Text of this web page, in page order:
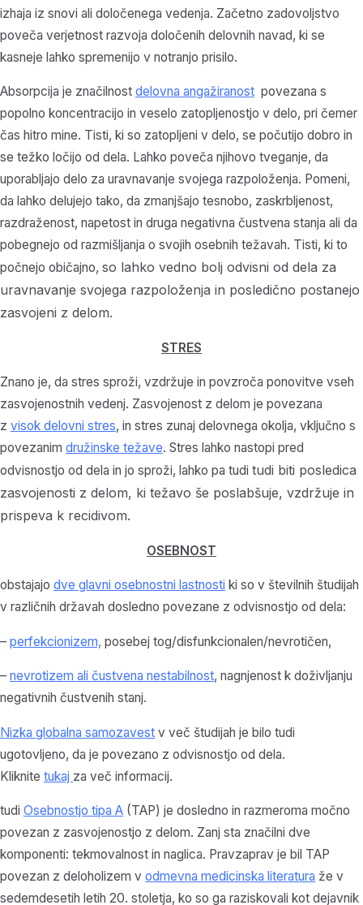
izhaja iz snovi ali določenega vedenja. Začetno zadovoljstvo
poveča verjetnost razvoja določenih delovnih navad, ki se
kasneje lahko spremenijo v notranjo prisilo.
Absorpcija je značilnost delovna angažiranost povezana s
popolno koncentracijo in veselo zatopljenostjo v delo, pri čemer
čas hitro mine. Tisti, ki so zatopljeni v delo, se počutijo dobro in
se težko ločijo od dela. Lahko poveča njihovo tveganje, da
uporabljajo delo za uravnavanje svojega razpoloženja. Pomeni,
da lahko delujejo tako, da zmanjšajo tesnobo, zaskrbljenost,
razdraženost, napetost in druga negativna čustvena stanja ali da
pobegnejo od razmišljanja o svojih osebnih težavah. Tisti, ki to
počnejo običajno, so lahko vedno bolj odvisni od dela za
uravnavanje svojega razpoloženja in posledično postanejo
zasvojeni z delom.
STRES
Znano je, da stres sproži, vzdržuje in povzroča ponovitve vseh
zasvojenostnih vedenj. Zasvojenost z delom je povezana
z visok delovni stres, in stres zunaj delovnega okolja, vključno s
povezanim družinske težave. Stres lahko nastopi pred
odvisnostjo od dela in jo sproži, lahko pa tudi tudi biti posledica
zasvojenosti z delom, ki težavo še poslabšuje, vzdržuje in
prispeva k recidivom.
OSEBNOST
obstajajo dve glavni osebnostni lastnosti ki so v številnih študijah
v različnih državah dosledno povezane z odvisnostjo od dela:
– perfekcionizem, posebej tog/disfunkcionalen/nevrotičen,
– nevrotizem ali čustvena nestabilnost, nagnjenost k doživljanju
negativnih čustvenih stanj.
Nizka globalna samozavest v več študijah je bilo tudi
ugotovljeno, da je povezano z odvisnostjo od dela.
Kliknite tukaj za več informacij.
tudi Osebnostjo tipa A (TAP) je dosledno in razmeroma močno
povezan z zasvojenostjo z delom. Zanj sta značilni dve
komponenti: tekmovalnost in naglica. Pravzaprav je bil TAP
povezan z deloholizem v odmevna medicinska literatura že v
sedemdesetih letih 20. stoletja, ko so ga raziskovali kot dejavnik